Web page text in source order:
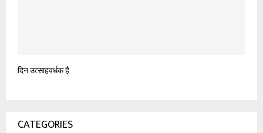
दिन उत्साहवर्धक है
CATEGORIES